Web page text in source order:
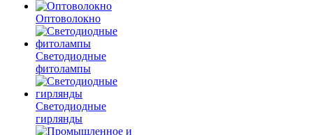
Оптоволокно
Светодиодные
фитолампы
Светодиодные
гирлянды